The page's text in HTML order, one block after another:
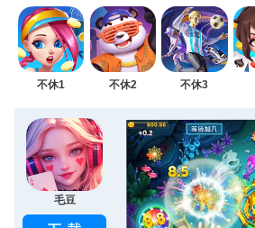
不休1 不休2 不休3
毛豆